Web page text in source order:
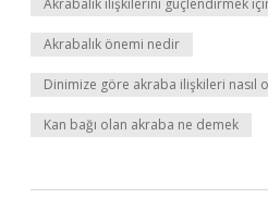
Akrabalık ilişkilerini güçlendirmek
Akrabalık önemi nedir
Dinimize göre akraba ilişkileri nasıl
Kan bağı olan akraba ne demek